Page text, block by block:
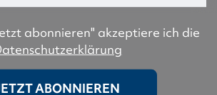
abonnieren" akzeptiere ich die